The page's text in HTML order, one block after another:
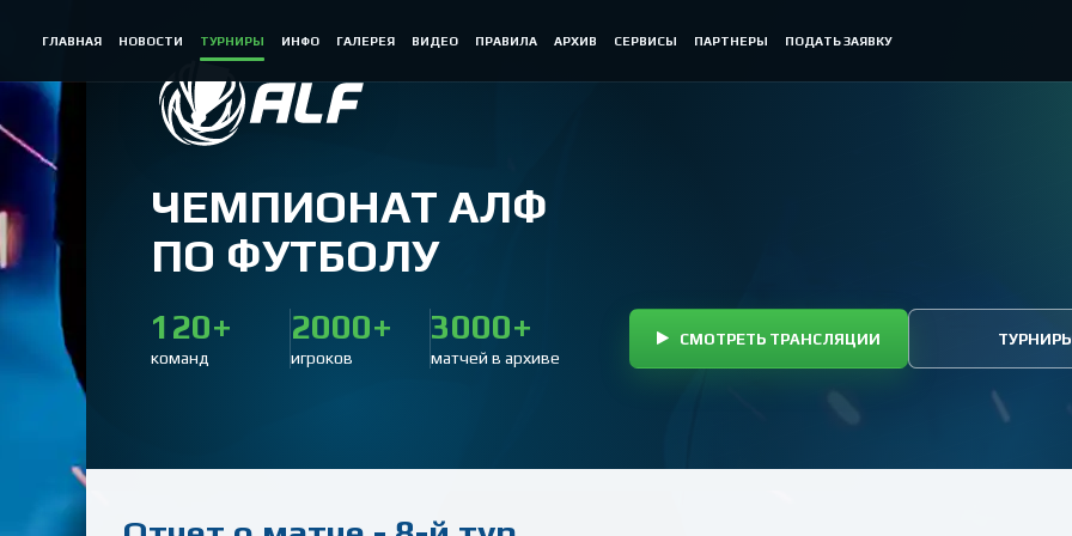
ЧЕМПИОНАТ АЛФ
ПО ФУТБОЛУ
120+
команд
2000+
игроков
3000+
матчей в архиве
СМОТРЕТЬ ТРАНСЛЯЦИИ
ГЛАВНАЯ НОВОСТИ ТУРНИРЫ ИНФО ГАЛЕРЕЯ ВИДЕО ПРАВИЛА АРХИВ СЕРВИСЫ ПАРТНЕРЫ ПОДАТЬ ЗАЯВКУ